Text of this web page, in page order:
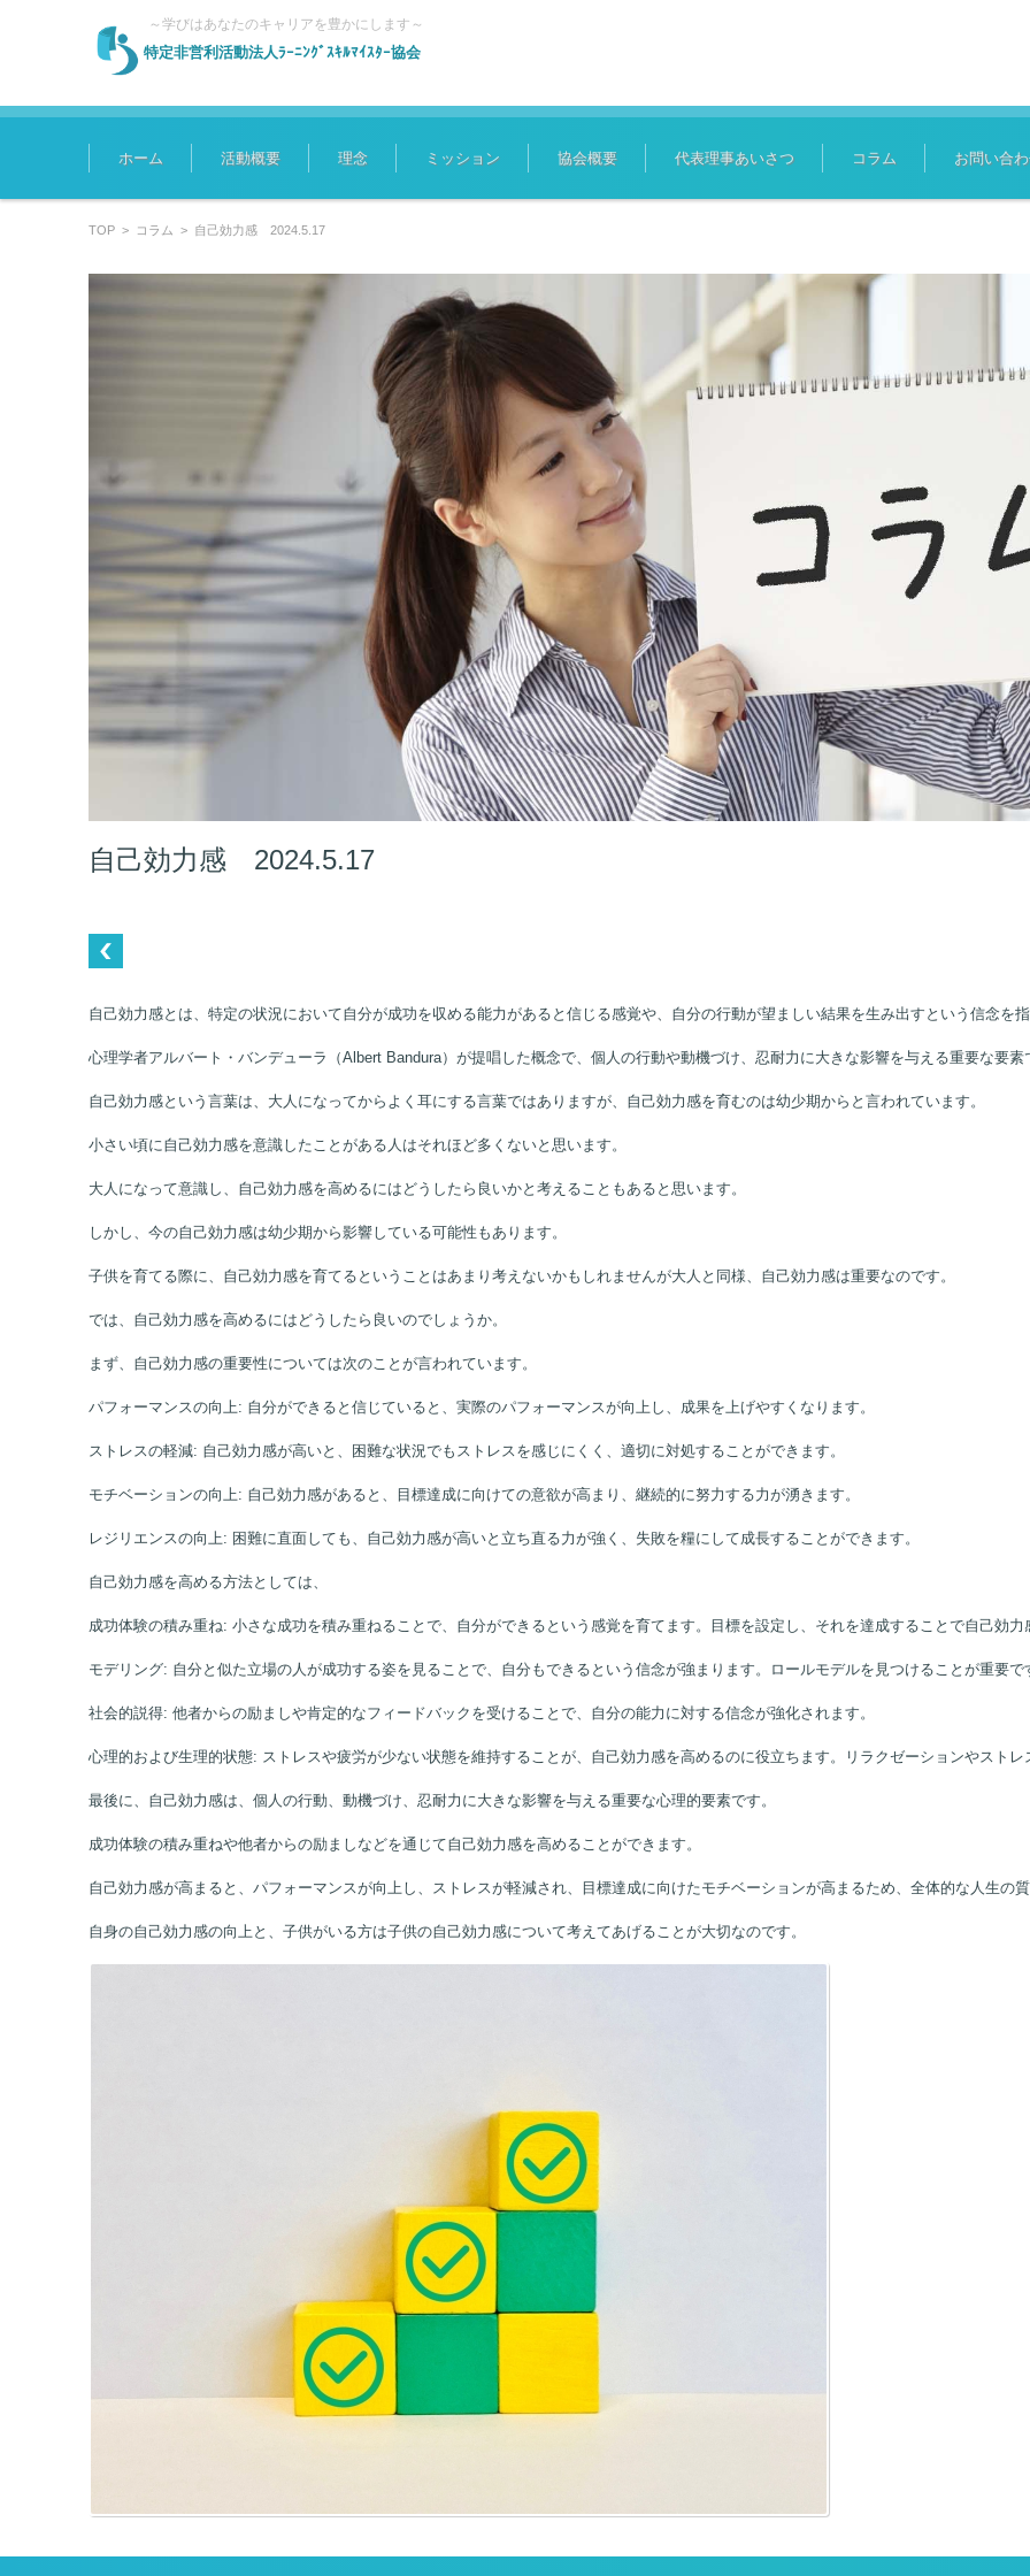
特定非営利活動法人ﾗｰﾆﾝｸﾞｽｷﾙﾏｲｽﾀｰ協会
～学びはあなたのキャリアを豊かにします～
コンテンツに移動
ホーム 活動概要 理念 ミッション 協会概要 代表理事あいさつ コラム お問い合
TOP > コラム > 自己効力感 2024.5.17
自己効力感 2024.5.17
自己効力感とは、特定の状況において自分が成功を収める能力があると信じる感覚や、自分の行動が望ましい結果を生み出すという信念を
心理学者アルバート・バンデューラ（Albert Bandura）が提唱した概念で、個人の行動や動機づけ、忍耐力に大きな影響を与える重要な要素
自己効力感という言葉は、大人になってからよく耳にする言葉ではありますが、自己効力感を育むのは幼少期からと言われています。
小さい頃に自己効力感を意識したことがある人はそれほど多くないと思います。
大人になって意識し、自己効力感を高めるにはどうしたら良いかと考えることもあると思います。
しかし、今の自己効力感は幼少期から影響している可能性もあります。
子供を育てる際に、自己効力感を育てるということはあまり考えないかもしれませんが大人と同様、自己効力感は重要なのです。
では、自己効力感を高めるにはどうしたら良いのでしょうか。
まず、自己効力感の重要性については次のことが言われています。
パフォーマンスの向上: 自分ができると信じていると、実際のパフォーマンスが向上し、成果を上げやすくなります。
ストレスの軽減: 自己効力感が高いと、困難な状況でもストレスを感じにくく、適切に対処することができます。
モチベーションの向上: 自己効力感があると、目標達成に向けての意欲が高まり、継続的に努力する力が湧きます。
レジリエンスの向上: 困難に直面しても、自己効力感が高いと立ち直る力が強く、失敗を糧にして成長することができます。
自己効力感を高める方法としては、
成功体験の積み重ね: 小さな成功を積み重ねることで、自分ができるという感覚を育てます。目標を設定し、それを達成することで自己効力
モデリング: 自分と似た立場の人が成功する姿を見ることで、自分もできるという信念が強まります。ロールモデルを見つけることが重要で
社会的説得: 他者からの励ましや肯定的なフィードバックを受けることで、自分の能力に対する信念が強化されます。
心理的および生理的状態: ストレスや疲労が少ない状態を維持することが、自己効力感を高めるのに役立ちます。リラクゼーションやスト
最後に、 自己効力感は、個人の行動、動機づけ、忍耐力に大きな影響を与える重要な心理的要素です。
成功体験の積み重ねや他者からの励ましなどを通じて自己効力感を高めることができます。
自己効力感が高まると、パフォーマンスが向上し、ストレスが軽減され、目標達成に向けたモチベーションが高まるため、全体的な人生の
自身の自己効力感の向上と、子供がいる方は子供の自己効力感について考えてあげることが大切なのです。